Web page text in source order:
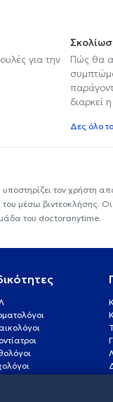
για την
Πώς θα
διαρκεί
Δες όλο
τον χρήστη από
μέσω βιντεοκλήσης.
του doctoranytime.